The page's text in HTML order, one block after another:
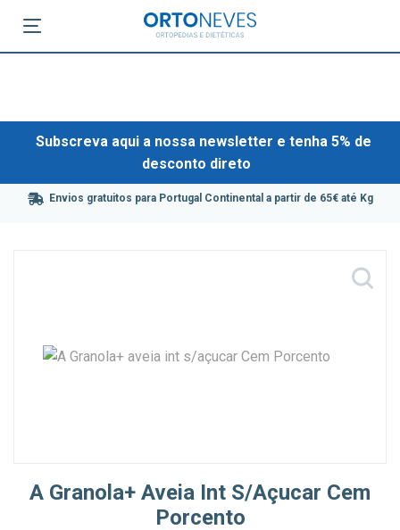
Subscreva aqui a nossa newsletter e tenha 5% de
desconto direto
Envios gratuitos para Portugal Continental a partir de 65€ até Kg
A Granola+ Aveia Int S/açucar Cem
Porcento